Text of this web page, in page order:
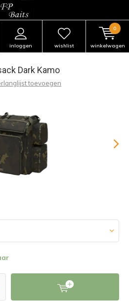
inloggen wishlist winkelwagen
0
Dark Kamo
toevoegen